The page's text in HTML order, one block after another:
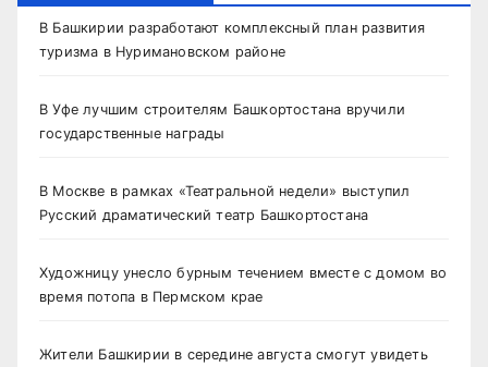
В Башкирии разработают комплексный план развития
туризма в Нуримановском районе
В Уфе лучшим строителям Башкортостана вручили
государственные награды
В Москве в рамках «Театральной недели» выступил
Русский драматический театр Башкортостана
Художницу унесло бурным течением вместе с домом во
время потопа в Пермском крае
Жители Башкирии в середине августа смогут увидеть